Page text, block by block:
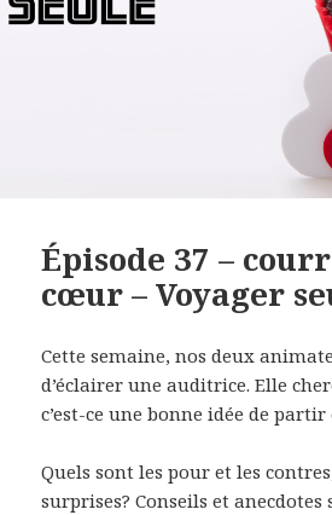
Épisode 37 –
cœur – Voyager
Cette semaine, nos deux
d’éclairer une auditrice. Elle
c’est-ce une bonne idée de partir
Quels sont les pour et les
surprises? Conseils et